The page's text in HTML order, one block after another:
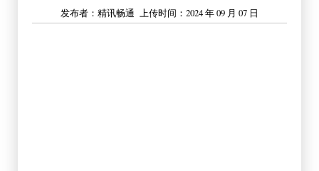
发布者：精讯畅通 上传时间：2024 年 09 月 07 日